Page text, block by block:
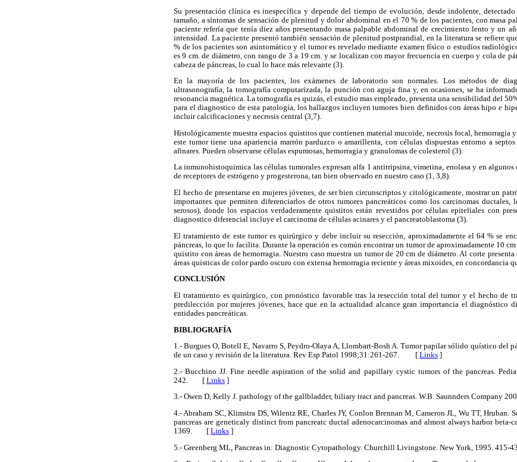
Su presentación clínica es inespecífica y depende del tiempo de evolución, desde indolente,
tamaño, a síntomas de sensación de plenitud y dolor abdominal en el 70 % de los pacientes, con masa
paciente refería que tenía diez años presentando masa palpable abdominal de crecimiento lento y un
intensidad. La paciente presentó también sensación de plenitud postprandial, en la literatura se refiere
% de los pacientes son asintomático y el tumor es revelado mediante examen físico o estudios
es 9 cm. de diámetro, con rango de 3 a 19 cm. y se localizan con mayor frecuencia en cuerpo y cola de
cabeza de páncreas, lo cual lo hace más relevante (3).
En la mayoría de los pacientes, los exámenes de laboratorio son normales. Los métodos de
ultrasonografía, la tomografía computarizada, la punción con aguja fina y, en ocasiones, se ha
resonancia magnética. La tomografía es quizás, el estudio mas empleado, presenta una sensibilidad del
para el diagnostico de esta patología, los hallazgos incluyen tumores bien definidos con áreas hipo e
incluir calcificaciones y necrosis central (3,7).
Histológicamente muestra espacios quistitos que contienen material mucoide, necrosis focal, hemorragia
este tumor tiene una apariencia marrón parduzco o amarillenta, con células dispuestas entorno a
afinares. Pueden observarse células espumosas, hemorragia y granulomas de colesterol (3).
La inmunohistoquimica las células tumorales expresan alfa 1 antitripsina, vimetina, enolasa y en algunos
de receptores de estrógeno y progesterona, tan bien observado en nuestro caso (1, 3,8).
El hecho de presentarse en mujeres jóvenes, de ser bien circunscriptos y citológicamente, mostrar un
importantes que permiten diferenciarlos de otros tumores pancreáticos como los carcinomas ductales,
serosos), donde los espacios verdaderamente quistitos están revestidos por células epiteliales con
diagnostico diferencial incluye el carcinoma de células acinares y el pancreatoblastoma (3).
El tratamiento de este tumor es quirúrgico y debe incluir su resección, aproximadamente el 64 % se
páncreas, lo que lo facilita. Durante la operación es común encontrar un tumor de aproximadamente 10
quistito con áreas de hemorragia. Nuestro caso muestra un tumor de 20 cm de diámetro. Al corte
áreas quisticas de color pardo oscuro con extensa hemorragia reciente y áreas mixoides, en concordancia
CONCLUSIÓN
El tratamiento es quirúrgico, con pronóstico favorable tras la resección total del tumor y el hecho de
predilección por mujeres jóvenes, hace que en la actualidad alcance gran importancia el diagnóstico
entidades pancreáticas.
BIBLIOGRAFÍA
1.- Burgues O, Botell E, Navarro S, Peydro-Olaya A, Llombart-Bosh A. Tumor papilar sólido quístico del
de un caso y revisión de la literatura. Rev Esp Patol 1998;31:261-267. [ Links ]
2.- Bucchino JJ. Fine needle aspiration of the solid and papillary cystic tumors of the pancreas.
242. [ Links ]
3.- Owen D, Kelly J. pathology of the gallbladder, biliary tract and pancreas. W.B. Saunnders Company
4.- Abraham SC, Klimstra DS, Wilentz RE, Charles JY, Conlon Brennan M, Cameron JL, Wu TT, Hruban.
pancreas are geneticaly distinct from pancreatc ductal adenocarcinomas and almost always harbor beta-
1369. [ Links ]
5.- Greenberg ML, Pancreas in: Diagnostic Cytopathology. Churchill Livingstone. New York, 1995.